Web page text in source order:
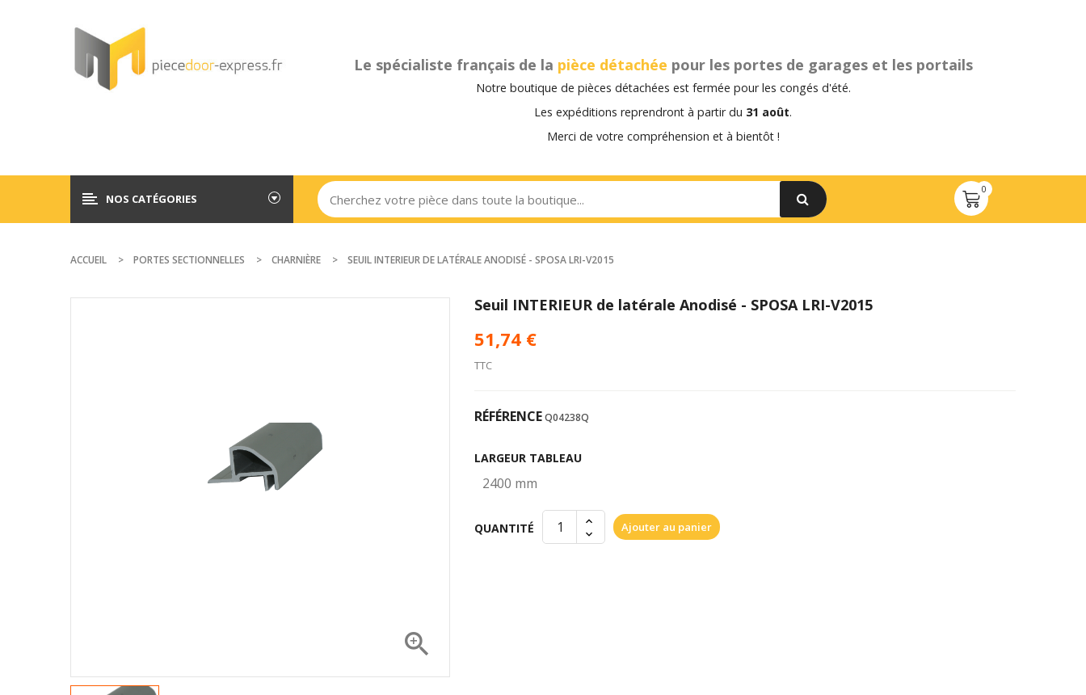
Le spécialiste français de la pièce détachée pour les portes de garages et les portails
Notre boutique de pièces détachées est fermée pour les congés d'été.
Les expéditions reprendront à partir du 31 août.
Merci de votre compréhension et à bientôt !
NOS CATÉGORIES
ACCUEIL PORTES SECTIONNELLES CHARNIÈRE SEUIL INTERIEUR DE LATÉRALE ANODISÉ - SPOSA LRI-V2015

Seuil INTERIEUR de latérale Anodisé - SPOSA LRI-V2015
51,74 €
TTC
RÉFÉRENCEQ04238Q
LARGEUR TABLEAU
QUANTITÉ Ajouter au panier